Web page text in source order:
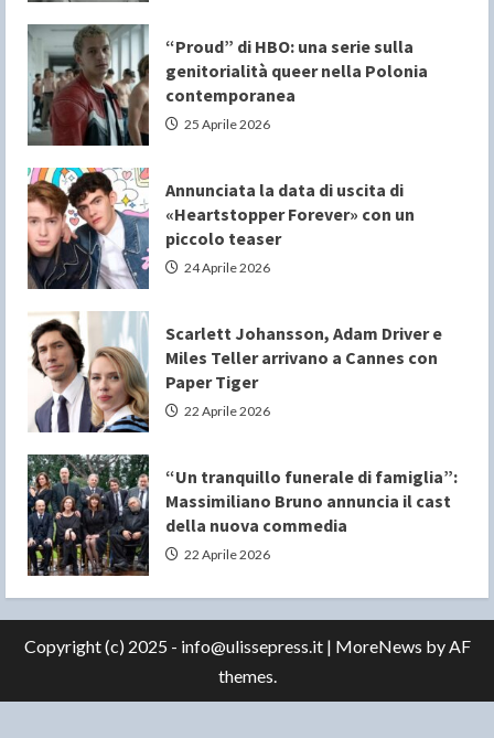
“Proud” di HBO: una serie sulla
genitorialità queer nella Polonia
contemporanea
25 Aprile 2026
Annunciata la data di uscita di
«Heartstopper Forever» con un
piccolo teaser
24 Aprile 2026
Scarlett Johansson, Adam Driver e
Miles Teller arrivano a Cannes con
Paper Tiger
22 Aprile 2026
“Un tranquillo funerale di famiglia”:
Massimiliano Bruno annuncia il cast
della nuova commedia
22 Aprile 2026
Copyright (c) 2025 - info@ulissepress.it | MoreNews by AF
themes.